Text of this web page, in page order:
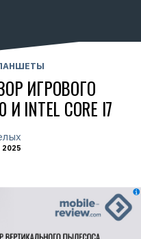
ИГРОВОГО
INTEL CORE I7